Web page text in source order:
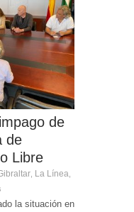
de
de
Libre
La Línea
la situación en